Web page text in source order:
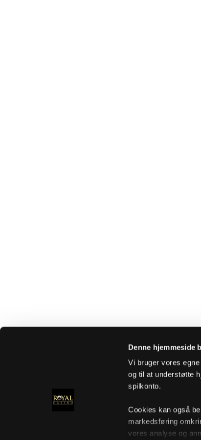
Denne hjemmeside
Vi bruger vores
og til at understøtte
spilkonto.
Cookies kan også
markedsføring
vores analyse og